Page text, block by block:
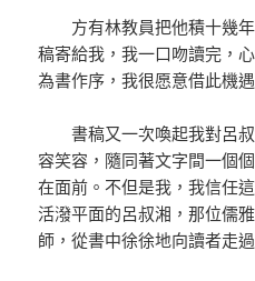
方有林教員把他積十幾
稿寄給我，我一口吻讀完，
為書作序，我很愿意借此機
書稿又一次喚起我對呂
容笑容，隨同著文字間一個
在面前。不但是我，我信任
活潑平面的呂叔湘，那位儒
師，從書中徐徐地向讀者走過